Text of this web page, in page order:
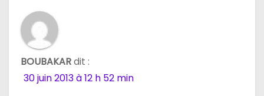
BOUBAKARdit :
30 juin 2013 à 12 h 52 min